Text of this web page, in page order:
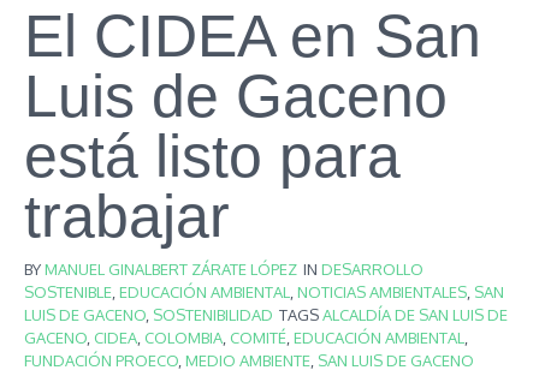
El CIDEA en San
Luis de Gaceno
está listo para
trabajar
BYMANUEL GINALBERT ZÁRATE LÓPEZ IN DESARROLLO
SOSTENIBLE EDUCACIÓN AMBIENTAL NOTICIAS AMBIENTALES SAN
LUIS DE GACENO SOSTENIBILIDAD TAGSALCALDÍA DE SAN LUIS DE
GACENO CIDEA COLOMBIA COMITÉ EDUCACIÓN AMBIENTAL
FUNDACIÓN PROECO MEDIO AMBIENTE SAN LUIS DE GACENO